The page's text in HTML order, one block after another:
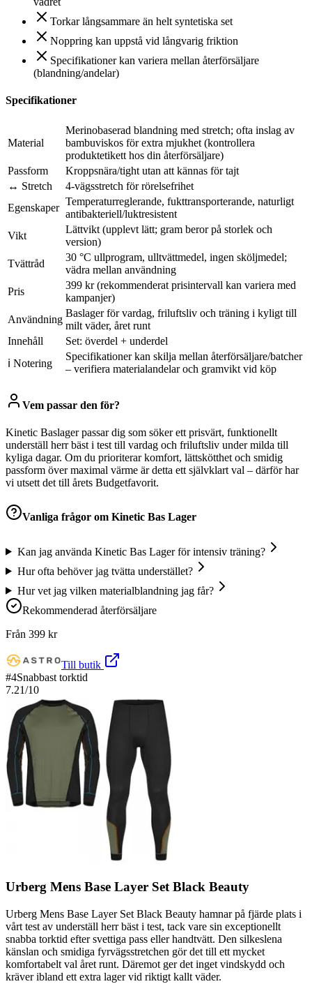
Torkar långsammare än helt syntetiska set
Noppring kan uppstå vid långvarig friktion
Specifikationer kan variera mellan återförsäljare
(blandning/andelar)
Specifikationer
Material
Merinobaserad blandning med stretch; ofta inslag av
bambuviskos för extra mjukhet (kontrollera
produktetikett hos din återförsäljare)
Passform
Kroppsnära/tight utan att kännas för tajt
↔ Stretch
4‑vägsstretch för rörelsefrihet
Egenskaper
Temperaturreglerande, fukttransporterande, naturligt
antibakteriell/luktresistent
Vikt
Lättvikt (upplevt lätt; gram beror på storlek och
version)
Tvättråd
30 °C ullprogram, ulltvättmedel, ingen sköljmedel;
vädra mellan användning
Pris
399 kr (rekommenderat prisintervall kan variera med
kampanjer)
Användning
Baslager för vardag, friluftsliv och träning i kyligt till
milt väder, året runt
Innehåll
Set: överdel + underdel
ℹ Notering
Specifikationer kan skilja mellan återförsäljare/batcher
– verifiera materialandelar och gramvikt vid köp
Vem passar den för?
Kinetic Baslager passar dig som söker ett prisvärt, funktionellt
underställ herr bäst i test till vardag och friluftsliv under milda till
kyliga dagar. Om du prioriterar komfort, lättskötthet och smidig
passform över maximal värme är detta ett självklart val – därför har
vi utsett det till årets Budgetfavorit.
Vanliga frågor om Kinetic Bas Lager
Kan jag använda Kinetic Bas Lager för intensiv träning?
Hur ofta behöver jag tvätta understället?
Hur vet jag vilken materialblandning jag får?
Rekommenderad återförsäljare
Från 399 kr
Till butik
#4Snabbast torktid
7.21/10
Urberg Mens Base Layer Set Black Beauty
Urberg Mens Base Layer Set Black Beauty hamnar på fjärde plats i
vårt test av underställ herr bäst i test, tack vare sin exceptionellt
snabba torktid efter svettiga pass eller handtvätt. Den silkeslena
känslan och smidiga fyrvägsstretchen gör det till ett mycket
komfortabelt val året runt. Däremot ger det inget vindskydd och
kräver ibland ett extra lager vid riktigt kallt väder.